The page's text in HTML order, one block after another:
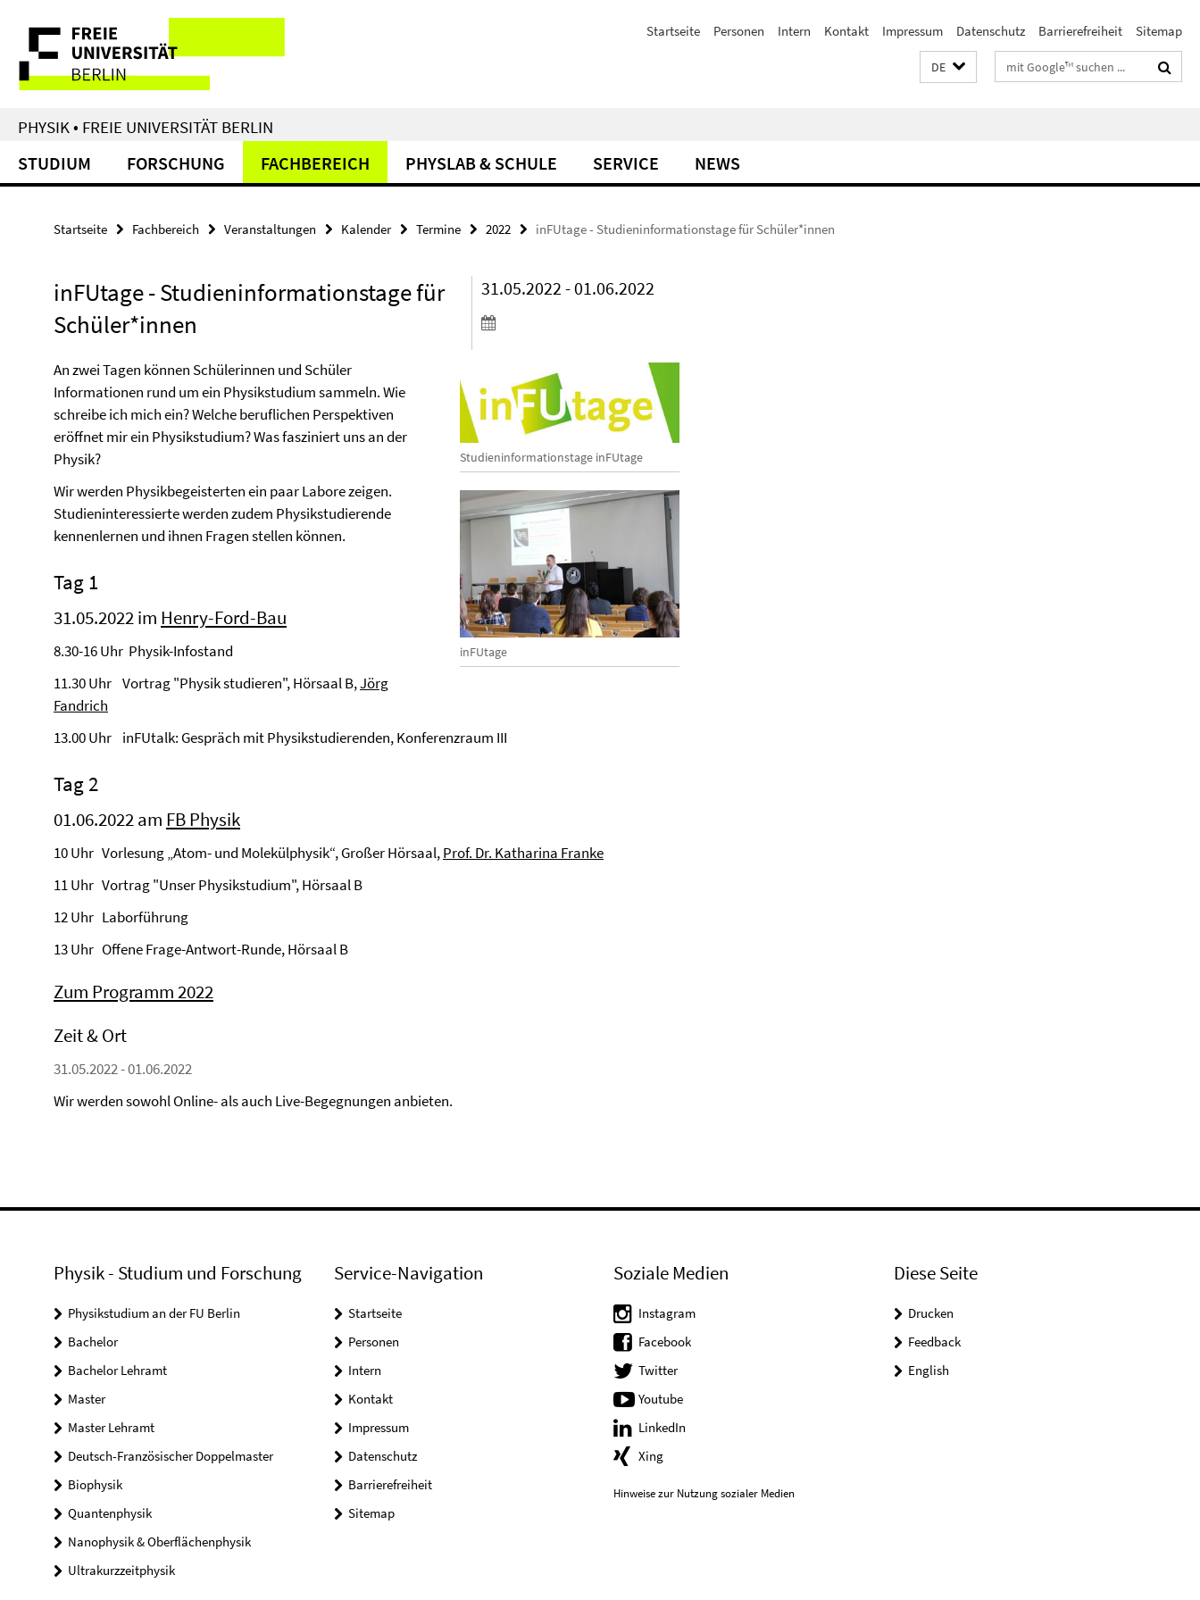
direkt
Inhalt
Service-
Navigation
Startseite Personen Intern Kontakt Impressum Datenschutz Barrierefreiheit Sitemap
DE Suchbegriffe
PHYSIK • FREIE UNIVERSITÄT BERLIN
STUDIUM FORSCHUNG FACHBEREICH PHYSLAB & SCHULE SERVICE NEWS
Startseite Fachbereich Veranstaltungen Kalender Termine 2022 inFUtage - Studieninformationstage für Schüler*innen
inFUtage - Studieninformationstage für
Schüler*innen
31.05.2022 - 01.06.2022
Studieninformationstage inFUtage
inFUtage
An zwei Tagen können Schülerinnen und Schüler
Informationen rund um ein Physikstudium sammeln. Wie
schreibe ich mich ein? Welche beruflichen Perspektiven
eröffnet mir ein Physikstudium? Was fasziniert uns an der
Physik?
Wir werden Physikbegeisterten ein paar Labore zeigen.
Studieninteressierte werden zudem Physikstudierende
kennenlernen und ihnen Fragen stellen können.
Tag 1
31.05.2022 im Henry-Ford-Bau
8.30-16 Uhr Physik-Infostand
11.30 Uhr Vortrag "Physik studieren", Hörsaal B,Jörg
Fandrich
13.00 Uhr inFUtalk: Gespräch mit Physikstudierenden, Konferenzraum III
Tag 2
01.06.2022 am FB Physik
10 Uhr Vorlesung „Atom- und Molekülphysik“, Großer Hörsaal,Prof. Dr. Katharina Franke
11 Uhr Vortrag "Unser Physikstudium", Hörsaal B
12 Uhr Laborführung
13 Uhr Offene Frage-Antwort-Runde, Hörsaal B
Zum Programm 2022
Zeit & Ort
31.05.2022 - 01.06.2022
Wir werden sowohl Online- als auch Live-Begegnungen anbieten.
Physik - Studium und Forschung
Physikstudium an der FU Berlin
Bachelor
Bachelor Lehramt
Master
Master Lehramt
Deutsch-Französischer Doppelmaster
Biophysik
Quantenphysik
Nanophysik & Oberflächenphysik
Ultrakurzzeitphysik
Service-Navigation
Startseite
Personen
Intern
Kontakt
Impressum
Datenschutz
Barrierefreiheit
Sitemap
Soziale Medien
Instagram
Facebook
Twitter
Youtube
LinkedIn
Xing
Hinweise zur Nutzung sozialer Medien
Diese Seite
Drucken
Feedback
English